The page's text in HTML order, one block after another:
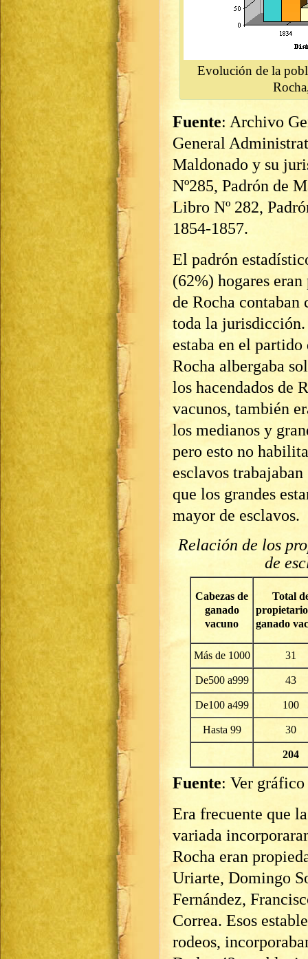
Evolución de la
Fuente: Archivo
General
Maldonado y su
Nº285, Padrón de
Libro Nº 282,
1854-1857.
El padrón
(62%) hogares
de Rocha contaban
toda la jurisdicción.
estaba en el
Rocha albergaba
los hacendados de
vacunos, también
los medianos y
pero esto no
esclavos
que los grandes
mayor de esclavos.
Relación de los
de
Cabezas de
ganado
vacuno
Total
ganado
Más de 1000 31
De500 a999 43
De100 a499 100
Hasta 99 30
204
Fuente: Ver
Era frecuente que
variada
Rocha eran
Uriarte, Domingo
Fernández,
Correa. Esos
rodeos,